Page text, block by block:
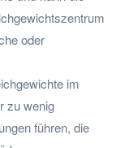
oder
im
zu wenig
führen, die